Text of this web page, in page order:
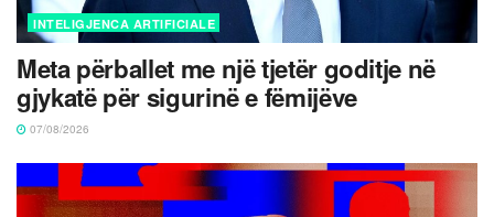
INTELIGJENCA ARTIFICIALE
Meta përballet me një tjetër goditje në
gjykatë për sigurinë e fëmijëve
07/08/2026